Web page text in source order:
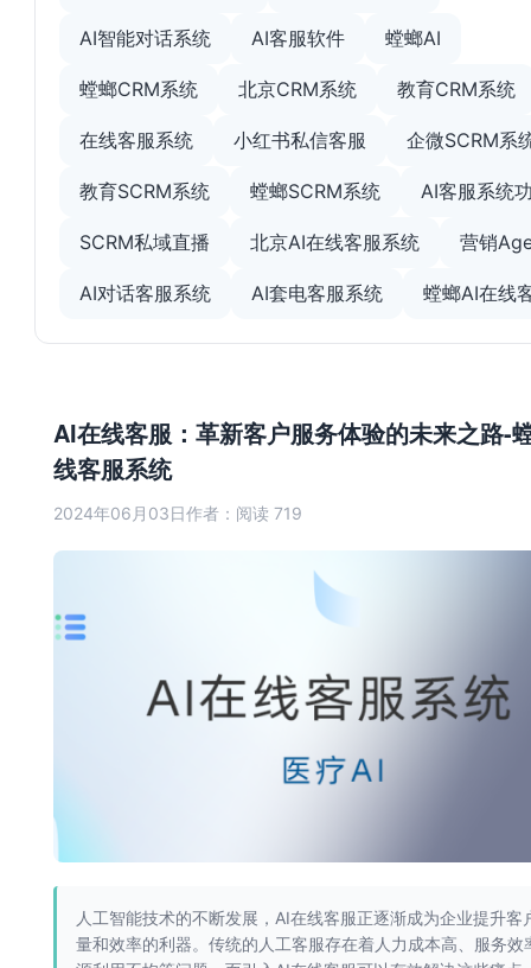
AI在线客服：革新客户服务体验的未来之路-
线客服系统
2024年06月03日作者： 阅读 719
人工智能技术的不断发展，AI在线客服正逐渐成为企业提升客
量和效率的利器。传统的人工客服存在着人力成本高、服务效
AI智能对话系统 AI客服软件 螳螂AI
螳螂CRM系统 北京CRM系统 教育CRM系统
在线客服系统 小红书私信客服 企微SCRM系
教育SCRM系统 螳螂SCRM系统 AI客服系统
SCRM私域直播 北京AI在线客服系统 营销
AI对话客服系统 AI套电客服系统 螳螂AI在线